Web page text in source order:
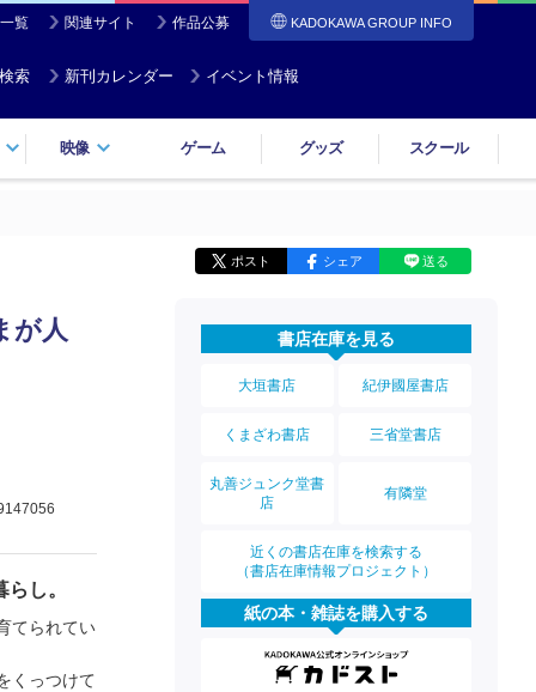
覧 関連サイト 作品公募 KADOKAWA GROUP INFO
索 新刊カレンダー イベント情報
映像 ゲーム グッズ スクール
ポスト シェア 送る
が人
し。
てられてい
くっつけて
書店在庫を見る
大垣書店 紀伊國屋書店
くまざわ書店 三省堂書店
丸善ジュンク堂書
店
有隣堂
近くの書店在庫を検索する
（書店在庫情報プロジェクト）
紙の本・雑誌を購入する